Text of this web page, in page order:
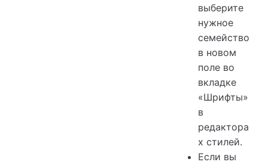
выберите
нужное
семейство
в новом
поле во
вкладке
«Шрифты»
в
редактора
х стилей.
Если вы